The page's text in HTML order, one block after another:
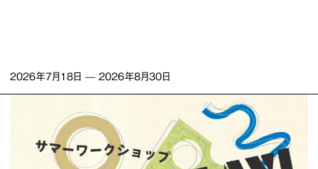
2026年7月18日 — 2026年8月30日